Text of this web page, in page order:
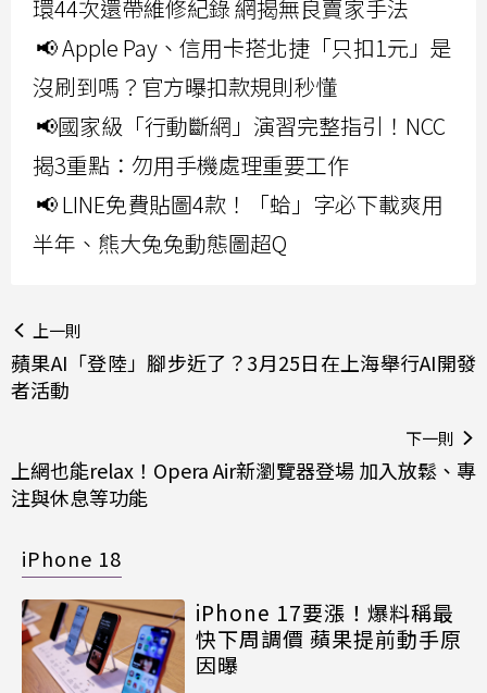
環44次還帶維修紀錄 網揭無良賣家手法
📢 Apple Pay、信用卡搭北捷「只扣1元」是
沒刷到嗎？官方曝扣款規則秒懂
📢國家級「行動斷網」演習完整指引！NCC
揭3重點：勿用手機處理重要工作
📢 LINE免費貼圖4款！「蛤」字必下載爽用
半年、熊大兔兔動態圖超Q
上一則
蘋果AI「登陸」腳步近了？3月25日在上海舉行AI開發
者活動
下一則
上網也能relax！Opera Air新瀏覽器登場 加入放鬆、專
注與休息等功能
iPhone 18
iPhone 17要漲！爆料稱最
快下周調價 蘋果提前動手原
因曝